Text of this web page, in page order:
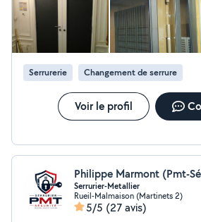
Serrurerie Changement de serrure
Voir le profil
Philippe Marmont (Pmt-
Serrurier-Metallier
Rueil-Malmaison (Martinets 2)
5/5 (27 avis)